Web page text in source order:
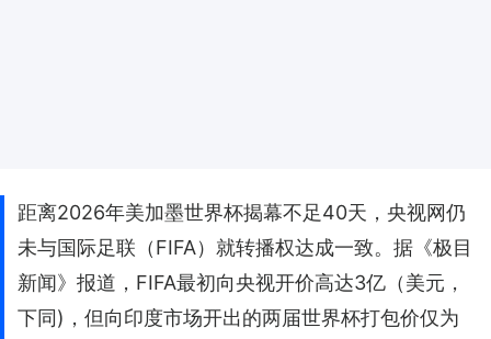
距离2026年美加墨世界杯揭幕不足40天，央视网仍
未与国际足联（FIFA）就转播权达成一致。据《极目
新闻》报道，FIFA最初向央视开价高达3亿（美元，
下同)，但向印度市场开出的两届世界杯打包价仅为